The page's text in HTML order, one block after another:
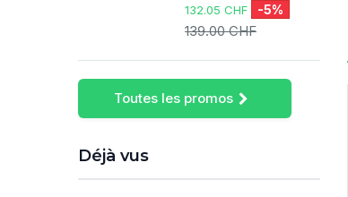
132.05 CHF -5%
139.00 CHF
Toutes les promos
Déjà vus